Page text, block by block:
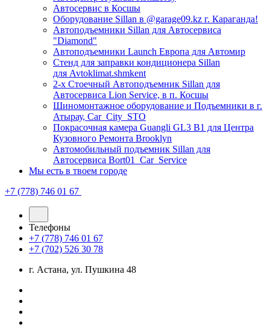
Автосервис в Косшы
Оборудование Sillan в @garage09.kz г. Караганда!
Автоподъемники Sillan для Автосервиса
"Diamond"
Автоподъемники Launch Европа для Автомир
Стенд для заправки кондиционера Sillan
для Avtoklimat.shmkent
2-х Стоечный Автоподъемник Sillan для
Автосервиса Lion Service, в п. Косшы
Шиномонтажное оборудование и Подъемники в г.
Атырау, Car_City_STO
Покрасочная камера Guangli GL3 B1 для Центра
Кузовного Ремонта Brooklyn
Автомобильный подъемник Sillan для
Автосервиса Bort01_Car_Service
Мы есть в твоем городе
+7 (778) 746 01 67
Телефоны
+7 (778) 746 01 67
+7 (702) 526 30 78
г. Астана, ул. Пушкина 48